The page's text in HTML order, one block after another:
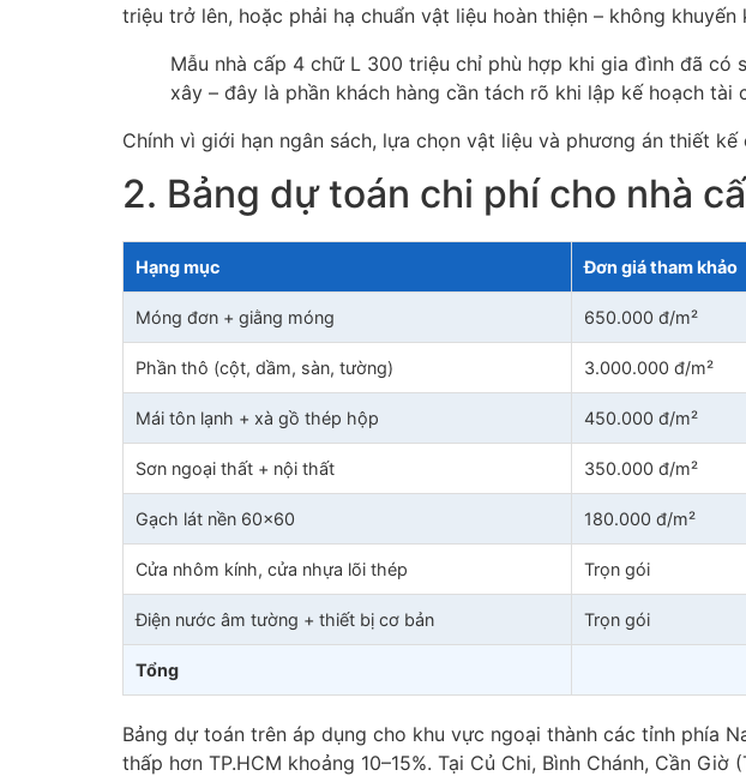
triệu trở lên, hoặc phải hạ chuẩn vật liệu hoàn thiện – không
Mẫu nhà cấp 4 chữ L 300 triệu chỉ phù hợp khi gia đình đã
xây – đây là phần khách hàng cần tách rõ khi lập kế hoạch tài
Chính vì giới hạn ngân sách, lựa chọn vật liệu và phương án thiết kế
2. Bảng dự toán chi phí cho nhà
Hạng mục Đơn giá tham khảo
Móng đơn + giằng móng 650.000 đ/m²
Phần thô (cột, dầm, sàn, tường) 3.000.000 đ/m²
Mái tôn lạnh + xà gồ thép hộp 450.000 đ/m²
Sơn ngoại thất + nội thất 350.000 đ/m²
Gạch lát nền 60×60 180.000 đ/m²
Cửa nhôm kính, cửa nhựa lõi thép Trọn gói
Điện nước âm tường + thiết bị cơ bản Trọn gói
Tổng
Bảng dự toán trên áp dụng cho khu vực ngoại thành các tỉnh phía
thấp hơn TP.HCM khoảng 10–15%. Tại Củ Chi, Bình Chánh, Cần